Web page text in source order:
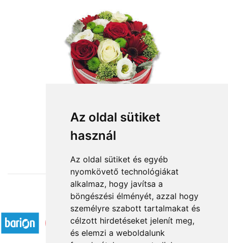
Az oldal sütiket
használ
Az oldal sütiket és egyéb
nyomkövető technológiákat
alkalmaz, hogy javítsa a
böngészési élményét, azzal hogy
személyre szabott tartalmakat és
célzott hirdetéseket jelenít meg,
és elemzi a weboldalunk
Fantázia
28 750 Ft-tól
Elfogadott fizetési módok